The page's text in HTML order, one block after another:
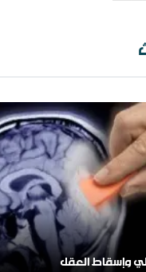
ورد على الأستاذ إلهامي
في الفتيا والقضاء
وإسقاط العقل